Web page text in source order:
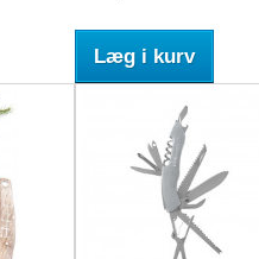
Læg i kurv